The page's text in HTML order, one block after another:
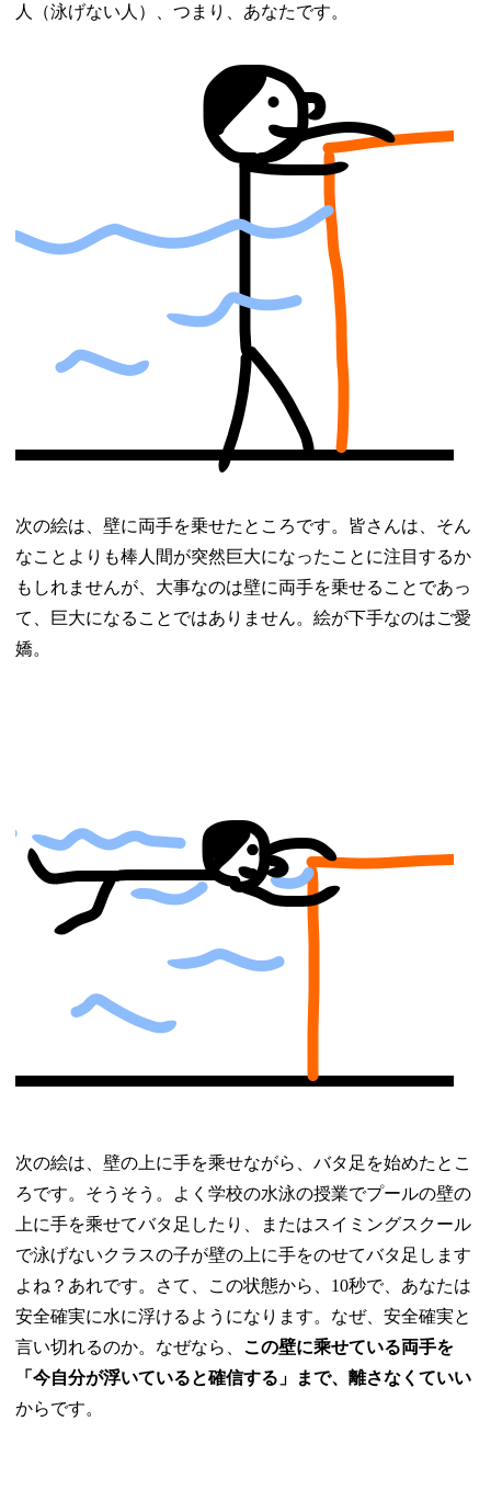
人（泳げない人）、つまり、あなたです。
次の絵は、壁に両手を乗せたところです。皆さんは、そん
なことよりも棒人間が突然巨大になったことに注目するか
もしれませんが、大事なのは壁に両手を乗せることであっ
て、巨大になることではありません。絵が下手なのはご愛
嬌。
次の絵は、壁の上に手を乘せながら、バタ足を始めたとこ
ろです。そうそう。よく学校の水泳の授業でプールの壁の
上に手を乘せてバタ足したり、またはスイミングスクール
で泳げないクラスの子が壁の上に手をのせてバタ足します
よね？あれです。さて、この状態から、10秒で、あなたは
安全確実に水に浮けるようになります。なぜ、安全確実と
言い切れるのか。なぜなら、 この壁に乘せている両手を
「今自分が浮いていると確信する」まで、離さなくていい
からです。